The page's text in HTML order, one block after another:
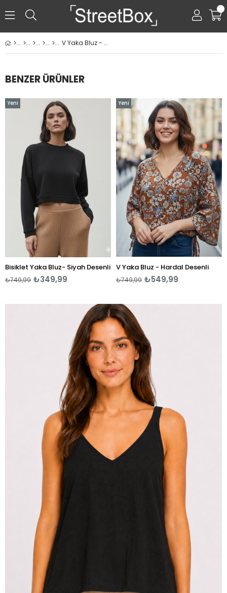
0
V Yaka Bluz - Siyah
BENZER ÜRÜNLER
Bisiklet Yaka Bluz- Siyah Desenli
₺349,99
₺749,99
Yeni
V Yaka Bluz - Hardal Desenli
₺549,99
₺749,99
Yeni